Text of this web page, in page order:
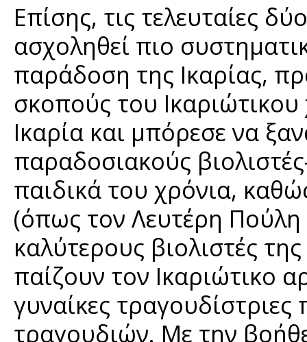
Επίσης, τις τελευταίες
ασχοληθεί πιο
παράδοση της Ικαρίας,
σκοπούς του
Ικαρία και μπόρεσε να
παραδοσιακούς
παιδικά του χρόνια,
(όπως τον Λευτέρη
καλύτερους βιολιστές
παίζουν τον Ικαριώτικο
γυναίκες
τραγουδιών. Με την